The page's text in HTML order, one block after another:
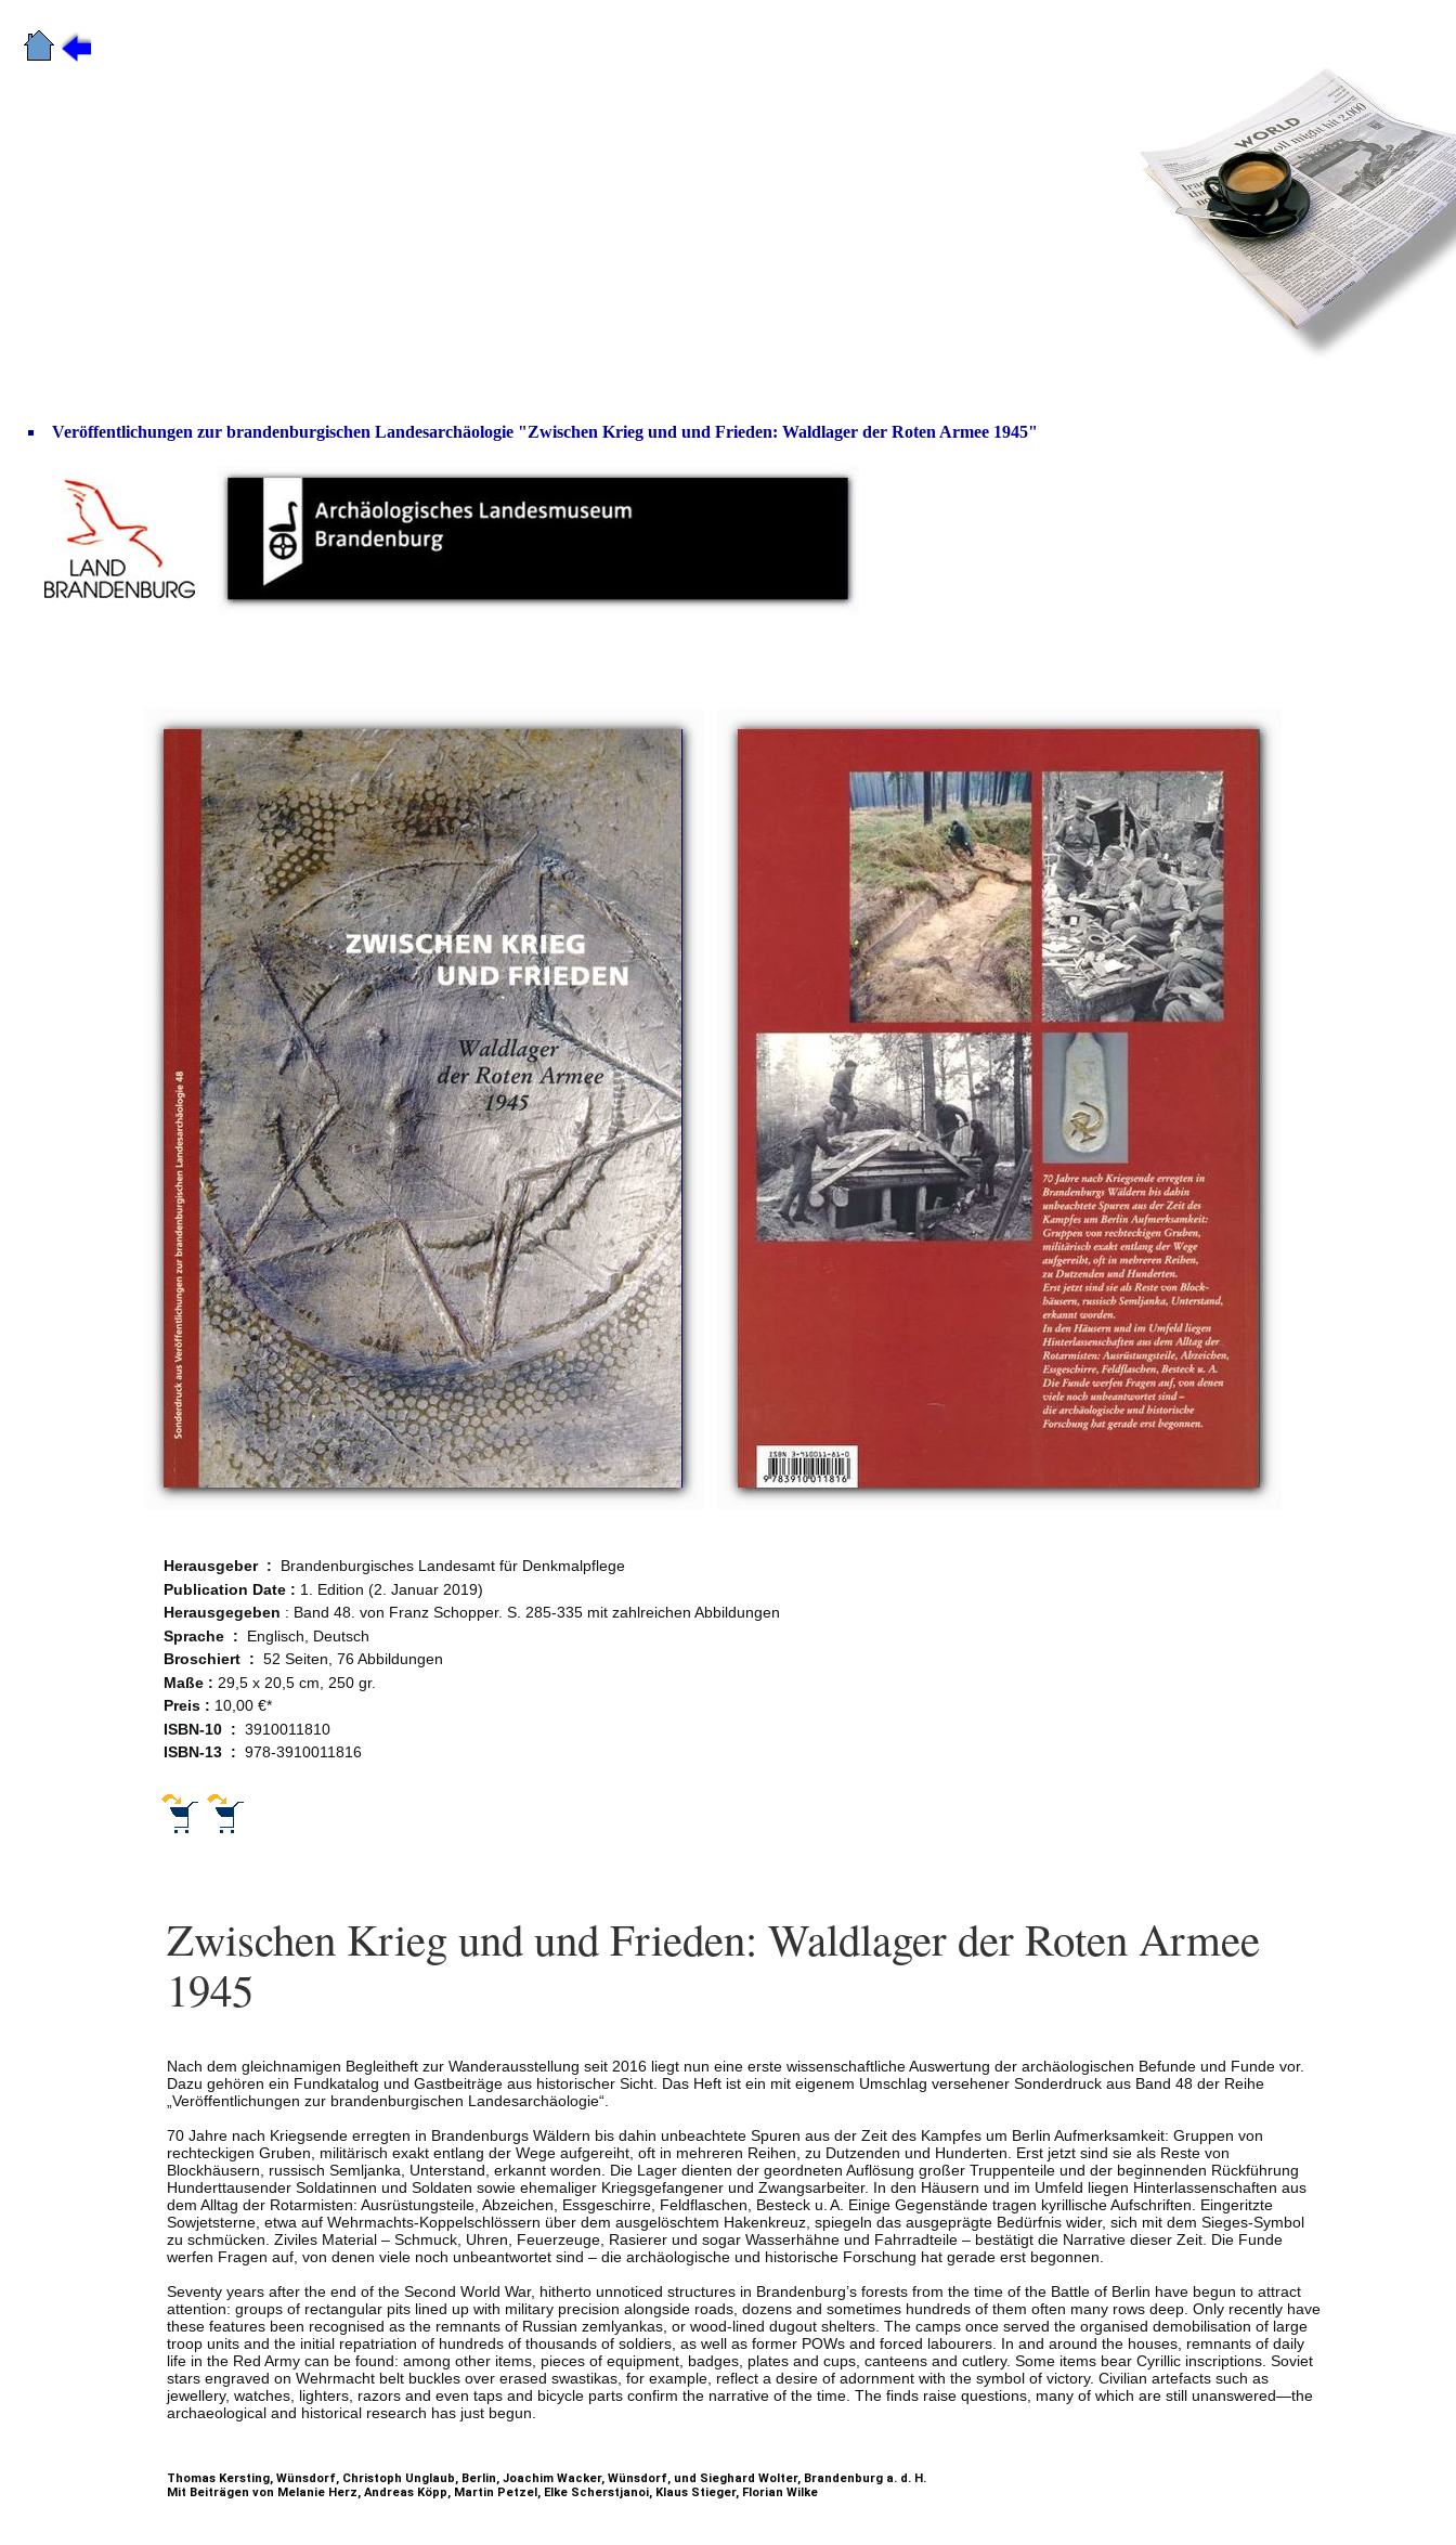
Veröffentlichungen zur brandenburgischen Landesarchäologie "Zwischen Krieg und und Frieden: Waldlager der Roten Armee 1945"
Herausgeber ‏ : ‎
Brandenburgisches Landesamt für Denkmalpflege
Publication Date : 1. Edition (2. Januar 2019)
Herausgegeben : Band 48. von Franz Schopper. S. 285-335 mit zahlreichen Abbildungen
Sprache ‏ : ‎
Englisch, Deutsch
Broschiert ‏ : ‎ 52 Seiten, 76 Abbildungen
Maße : 29,5 x 20,5 cm, 250 gr.
Preis : 10,00 €*
ISBN-10 ‏ : ‎ 3910011810
ISBN-13 ‏ : ‎ 978-3910011816
Zwischen Krieg und und Frieden: Waldlager der Roten Armee
1945
Nach dem gleichnamigen Begleitheft zur Wanderausstellung seit 2016 liegt nun eine erste wissenschaftliche Auswertung der archäologischen Befunde und Funde vor.
Dazu gehören ein Fundkatalog und Gastbeiträge aus historischer Sicht. Das Heft ist ein mit eigenem Umschlag versehener Sonderdruck aus Band 48 der Reihe
„Veröffentlichungen zur brandenburgischen Landesarchäologie“.
70 Jahre nach Kriegsende erregten in Brandenburgs Wäldern bis dahin unbeachtete Spuren aus der Zeit des Kampfes um Berlin Aufmerksamkeit: Gruppen von
rechteckigen Gruben, militärisch exakt entlang der Wege aufgereiht, oft in mehreren Reihen, zu Dutzenden und Hunderten. Erst jetzt sind sie als Reste von
Blockhäusern, russisch Semljanka, Unterstand, erkannt worden. Die Lager dienten der geordneten Auflösung großer Truppenteile und der beginnenden Rückführung
Hunderttausender Soldatinnen und Soldaten sowie ehemaliger Kriegsgefangener und Zwangsarbeiter. In den Häusern und im Umfeld liegen Hinterlassenschaften aus
dem Alltag der Rotarmisten: Ausrüstungsteile, Abzeichen, Essgeschirre, Feldflaschen, Besteck u. A. Einige Gegenstände tragen kyrillische Aufschriften. Eingeritzte
Sowjetsterne, etwa auf Wehrmachts-Koppelschlössern über dem ausgelöschtem Hakenkreuz, spiegeln das ausgeprägte Bedürfnis wider, sich mit dem Sieges-Symbol
zu schmücken. Ziviles Material – Schmuck, Uhren, Feuerzeuge, Rasierer und sogar Wasserhähne und Fahrradteile – bestätigt die Narrative dieser Zeit. Die Funde
werfen Fragen auf, von denen viele noch unbeantwortet sind – die archäologische und historische Forschung hat gerade erst begonnen.
Seventy years after the end of the Second World War, hitherto unnoticed structures in Brandenburg’s forests from the time of the Battle of Berlin have begun to attract
attention: groups of rectangular pits lined up with military precision alongside roads, dozens and sometimes hundreds of them often many rows deep. Only recently have
these features been recognised as the remnants of Russian zeml­yankas, or wood-lined dugout shelters. The camps once served the organised demobilisation of large
troop units and the initial repatriation of hundreds of thousands of soldiers, as well as former POWs and forced labourers. In and around the houses, remnants of daily
life in the Red Army can be found: among other items, pieces of equipment, badges, plates and cups, canteens and cutlery. Some items bear Cyrillic inscriptions. Soviet
stars engraved on Wehrmacht belt buckles over erased swastikas, for example, reflect a desire of adornment with the symbol of victory. Civilian artefacts such as
jewellery, watches, lighters, razors and even taps and bicycle parts confirm the narrative of the time. The finds raise questions, many of which are still unanswered―the
archaeological and historical research has just begun.
Thomas Kersting, Wünsdorf, Christoph Unglaub, Berlin, Joachim Wacker, Wünsdorf, und Sieghard Wolter, Brandenburg a. d. H.
Mit Beiträgen von Melanie Herz, Andreas Köpp, Martin Petzel, Elke Scherstjanoi, Klaus Stieger, Florian Wilke